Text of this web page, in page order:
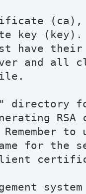
key (key).
have their
and all
directory
to
for the